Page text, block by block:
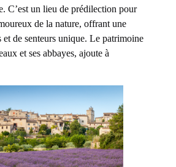
C’est un lieu de prédilection pour
de la nature, offrant une
et de senteurs unique. Le patrimoine
et ses abbayes, ajoute à